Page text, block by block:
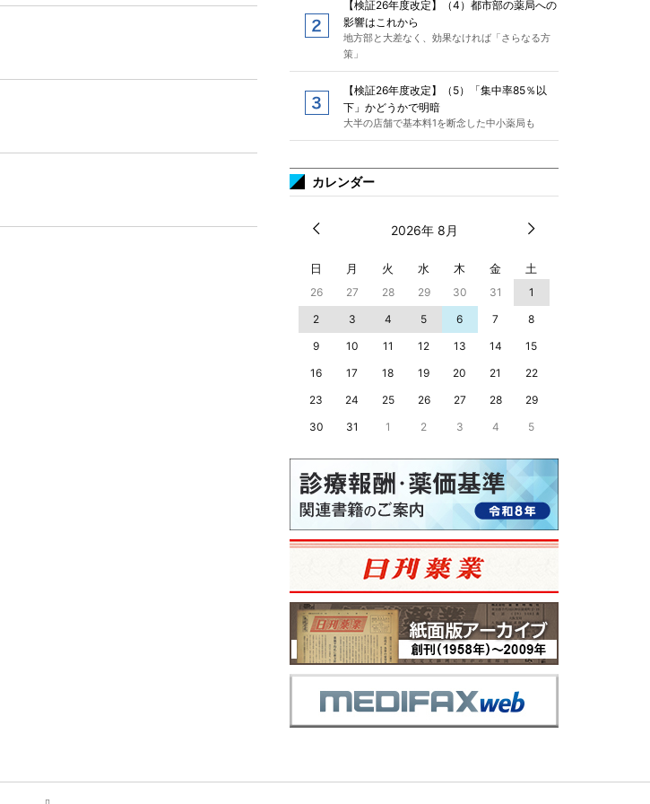
【検証26年度改定】（4）都市部の薬局への
影響はこれから
地方部と大差なく、効果なければ「さらなる方
策」
【検証26年度改定】（5）「集中率85％以
下」かどうかで明暗
大半の店舗で基本料1を断念した中小薬局も
カレンダー
2026年 8月
日 月 火 水 木 金 土
26 27 28 29 30 31
1
2
3 4 5 6 7
8
9
10 11 12 13 14
15
16
17 18 19 20 21
22
23
24 25 26 27 28
29
30
31 1 2 3 4 5